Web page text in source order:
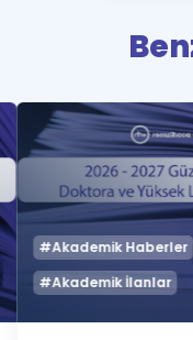
#Akademik Haberler
#Akademik İlanlar